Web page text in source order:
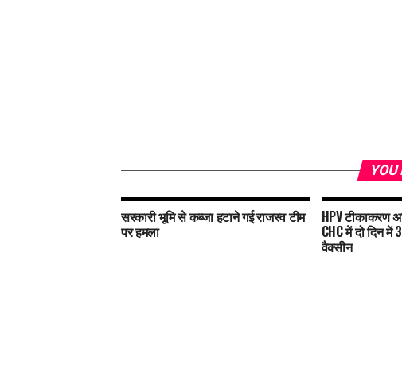
सरकारी भूमि से कब्जा हटाने गई राजस्व टीम
पर हमला
HPV टीकाकरण
CHC में दो दिन में
वैक्सीन